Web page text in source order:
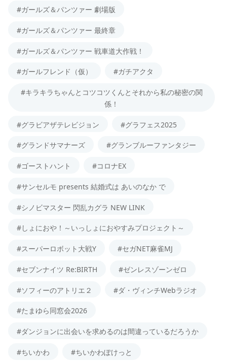
#ガールズ＆パンツァー 劇場版
#ガールズ＆パンツァー 最終章
#ガールズ＆パンツァー 戦車道大作戦！
#ガールフレンド（仮） #ガチアクタ
#キラキラちゃんとコツコツくんとそれから私の秘密の関
係！
#グラビアザテレビジョン #グラフェス2025
#グランドサマナーズ #グランブルーファンタジー
#ゴーストハント #コロナEX
#サンセルモ presents 結婚式は あいのなか で
#シノビマスター 閃乱カグラ NEW LINK
#しょにおや！～いっしょにおやすみプロジェクト～
#スーパーロボット大戦Y #セガNET麻雀MJ
#セブンナイツ Re:BIRTH #ゼンレスゾーンゼロ
#ソフィーのアトリエ２ #ダ・ヴィンチWebラジオ
#たまゆら同窓会2026
#ダンジョンに出会いを求めるのは間違っているだろうか
#ちいかわ #ちいかわぽけっと